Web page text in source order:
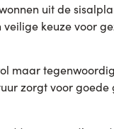
uit de
keuze voor
maar
zorgt voor